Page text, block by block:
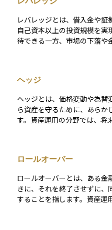
きく動いたときには追加で差
す。初心者にとっては、少な
で、リスクも大きくなるため
ら始めることが大切です。
レバレッジとは、借入金や
自己資本以上の投資規模を
待できる一方、市場の下落や
ジ手法を含めたリスク管理が
益変動幅が大きくなること
注意が必要です。最終的に
し、適切なレバレッジ水準を
を高めつつリスクを抑えるこ
ヘッジ
ヘッジとは、価格変動や為替
ら資産を守るために、あらか
す。資産運用の分野では、将
のとき、為替予約や為替先物
高による損失を一定程度防ぐ
の下落に備えて、先物取引や
も、価格下落に対するヘッジになります。
うための手段というよりも、
ロールオーバー
ロールオーバーとは、ある金
きに、それを終了させずに
することを指します。資産運